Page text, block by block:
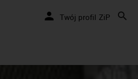
Twój profil ZiP